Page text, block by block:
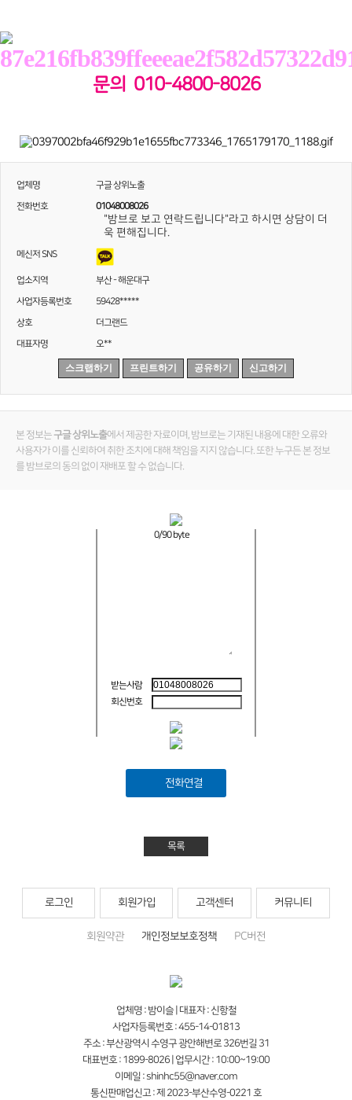
문의 010-4800-8026
업체명
구글 상위노출
전화번호
01048008026
"밤브로 보고 연락드립니다"라고 하시면 상담이 더
욱 편해집니다.
메신저 SNS
업소지역
부산 - 해운대구
사업자등록번호
59428*****
상호
더그랜드
대표자명
오**
스크랩하기 프린트하기 공유하기 신고하기
본 정보는 구글 상위노출에서 제공한 자료이며, 밤브로는 기재된 내용에 대한 오류와
사용자가 이를 신뢰하여 취한 조치에 대해 책임을 지지 않습니다. 또한 누구든 본 정보
를 밤브로의 동의 없이 재배포 할 수 없습니다.
0/90 byte
받는사람
회신번호
전화연결
목록
로그인 회원가입 고객센터 커뮤니티
회원약관 개인정보보호정책 PC버전
업체명 : 밤이슬 | 대표자 : 신항철
사업자등록번호 : 455-14-01813
주소 : 부산광역시 수영구 광안해변로 326번길 31
대표번호 : 1899-8026 | 업무시간 : 10:00~19:00
이메일 : shinhc55@naver.com
통신판매업신고 : 제 2023-부산수영-0221 호